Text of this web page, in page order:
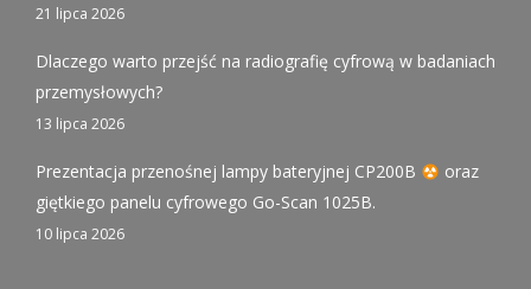
21 lipca 2026
Dlaczego warto przejść na radiografię cyfrową w badaniach
przemysłowych?
13 lipca 2026
Prezentacja przenośnej lampy bateryjnej CP200B
oraz
giętkiego panelu cyfrowego Go-Scan 1025B.
10 lipca 2026